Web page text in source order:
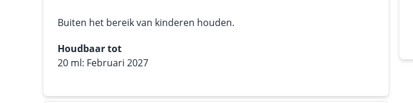
Buiten het bereik van kinderen houden.
Houdbaar tot
20 ml: Februari 2027